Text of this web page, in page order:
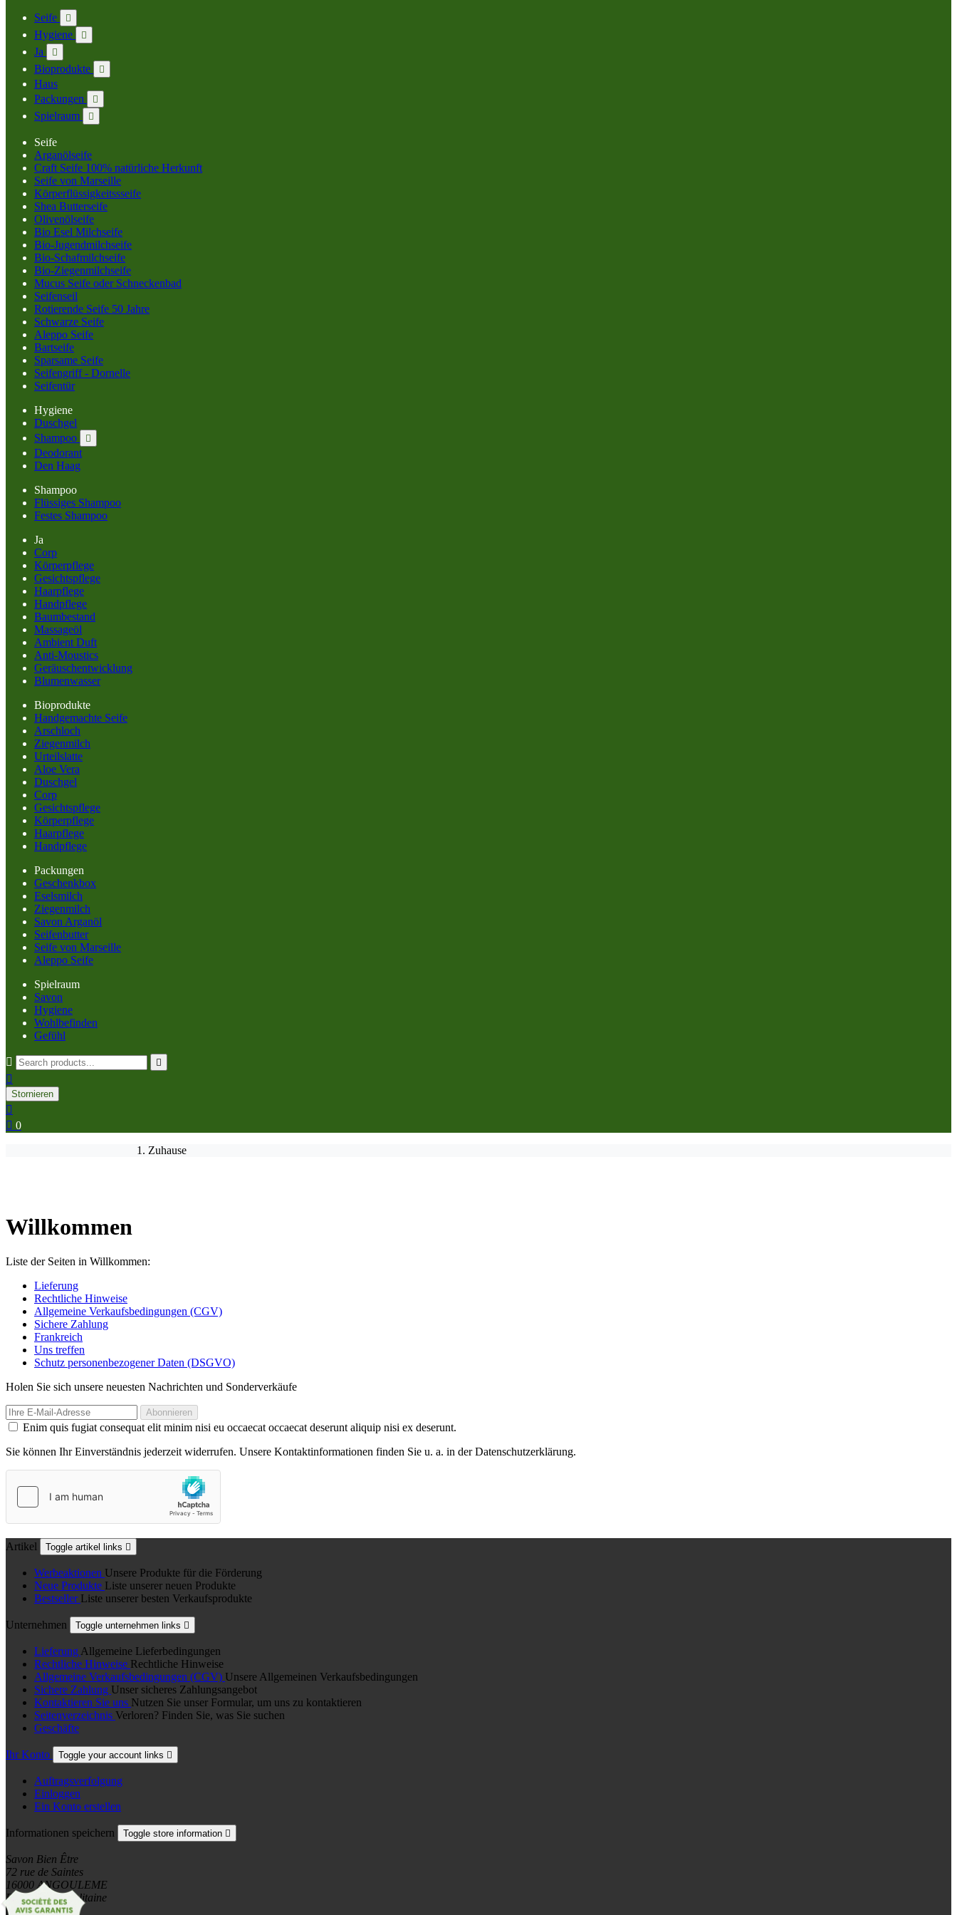
Seife 
Hygiene 
Ja 
Bioprodukte 
Haus
Packungen

Spielraum 
Seife
Arganölseife
Craft Seife 100% natürliche Herkunft
Seife von Marseille
Körperflüssigkeitssseife
Shea Butterseife
Olivenölseife
Bio Esel Milchseife
Bio-Jugendmilchseife
Bio-Schafmilchseife
Bio-Ziegenmilchseife
Mucus Seife oder Schneckenbad
Seifenseil
Rotierende Seife 50 Jahre
Schwarze Seife
Aleppo Seife
Bartseife
Sparsame Seife
Seifengriff - Dornelle
Seifentür
Hygiene
Duschgel
Shampoo

Deodorant
Den Haag
Shampoo
Flüssiges Shampoo
Festes Shampoo
Ja
Corp
Körperpflege
Gesichtspflege
Haarpflege
Handpflege
Baumbestand
Massageöl
Ambient Duft
Anti-Moustics
Geräuschentwicklung
Blumenwasser
Bioprodukte
Handgemachte Seife
Arschloch
Ziegenmilch
Urteilslatte
Aloe Vera
Duschgel
Corp
Gesichtspflege
Körperpflege
Haarpflege
Handpflege
Packungen
Geschenkbox
Eselsmilch
Ziegenmilch
Savon Arganöl
Seifenbutter
Seife von Marseille
Aleppo Seife
Spielraum
Savon
Hygiene
Wohlbefinden
Gefühl
 

Stornieren

 0
Zuhause
Willkommen
Liste der Seiten in Willkommen:
Lieferung
Rechtliche Hinweise
Allgemeine Verkaufsbedingungen (CGV)
Sichere Zahlung
Frankreich
Uns treffen
Schutz personenbezogener Daten (DSGVO)
Holen Sie sich unsere neuesten Nachrichten und Sonderverkäufe
Enim quis fugiat consequat elit minim nisi eu occaecat occaecat deserunt aliquip nisi ex deserunt.
Sie können Ihr Einverständnis jederzeit widerrufen. Unsere Kontaktinformationen finden Sie u. a. in der Datenschutzerklärung.
Artikel Toggle artikel links 
Werbeaktionen Unsere Produkte für die Förderung
Neue Produkte Liste unserer neuen Produkte
Bestseller Liste unserer besten Verkaufsprodukte
Unternehmen Toggle unternehmen links 
Lieferung Allgemeine Lieferbedingungen
Rechtliche Hinweise Rechtliche Hinweise
Allgemeine Verkaufsbedingungen (CGV) Unsere Allgemeinen Verkaufsbedingungen
Sichere Zahlung Unser sicheres Zahlungsangebot
Kontaktieren Sie uns Nutzen Sie unser Formular, um uns zu kontaktieren
Seitenverzeichnis Verloren? Finden Sie, was Sie suchen
Geschäfte
Ihr Konto Toggle your account links 
Auftragsverfolgung
Einloggen
Ein Konto erstellen
Informationen speichern Toggle store information 
Savon Bien Être
72 rue de Saintes
16000 ANGOULEME
France Métropolitaine